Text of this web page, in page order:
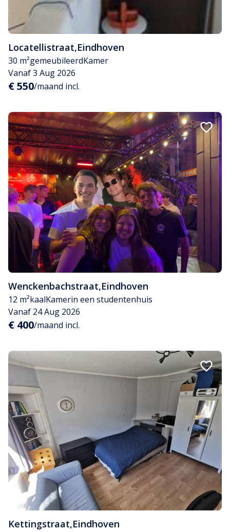
Locatellistraat,Eindhoven
30 m²gemeubileerdKamer
Vanaf 3 Aug 2026
€ 550/maand incl.
Wenckenbachstraat,Eindhoven
12 m²kaalKamerin een studentenhuis
Vanaf 24 Aug 2026
€ 400/maand incl.
Kettingstraat,Eindhoven